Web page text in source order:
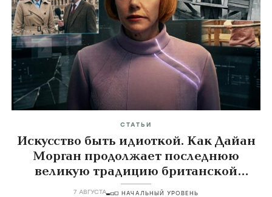
СТАТЬИ
Искусство быть идиоткой. Как Дайан
Морган продолжает последнюю
великую традицию британской
комедии
7 АВГУСТА НАЧАЛЬНЫЙ УРОВЕНЬ